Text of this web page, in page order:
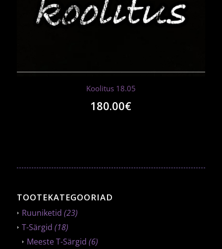
Koolitus 18.05
180.00€
TOOTEKATEGOORIAD
Ruuniketid (23)
T-Särgid (18)
Meeste T-Särgid (6)